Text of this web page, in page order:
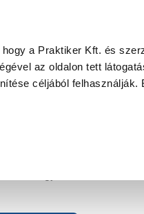
a Praktiker Kft. és
az oldalon tett
céljából felhasználják.